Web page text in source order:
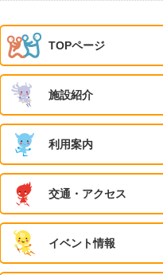
TOPページ
施設紹介
利用案内
交通・アクセス
イベント情報